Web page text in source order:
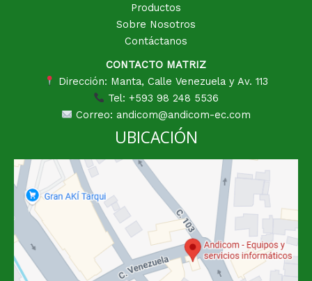
Productos
Sobre Nosotros
Contáctanos
CONTACTO MATRIZ
Dirección: Manta, Calle Venezuela y Av. 113
Tel: +593 98 248 5536
Correo: andicom@andicom-ec.com
UBICACIÓN